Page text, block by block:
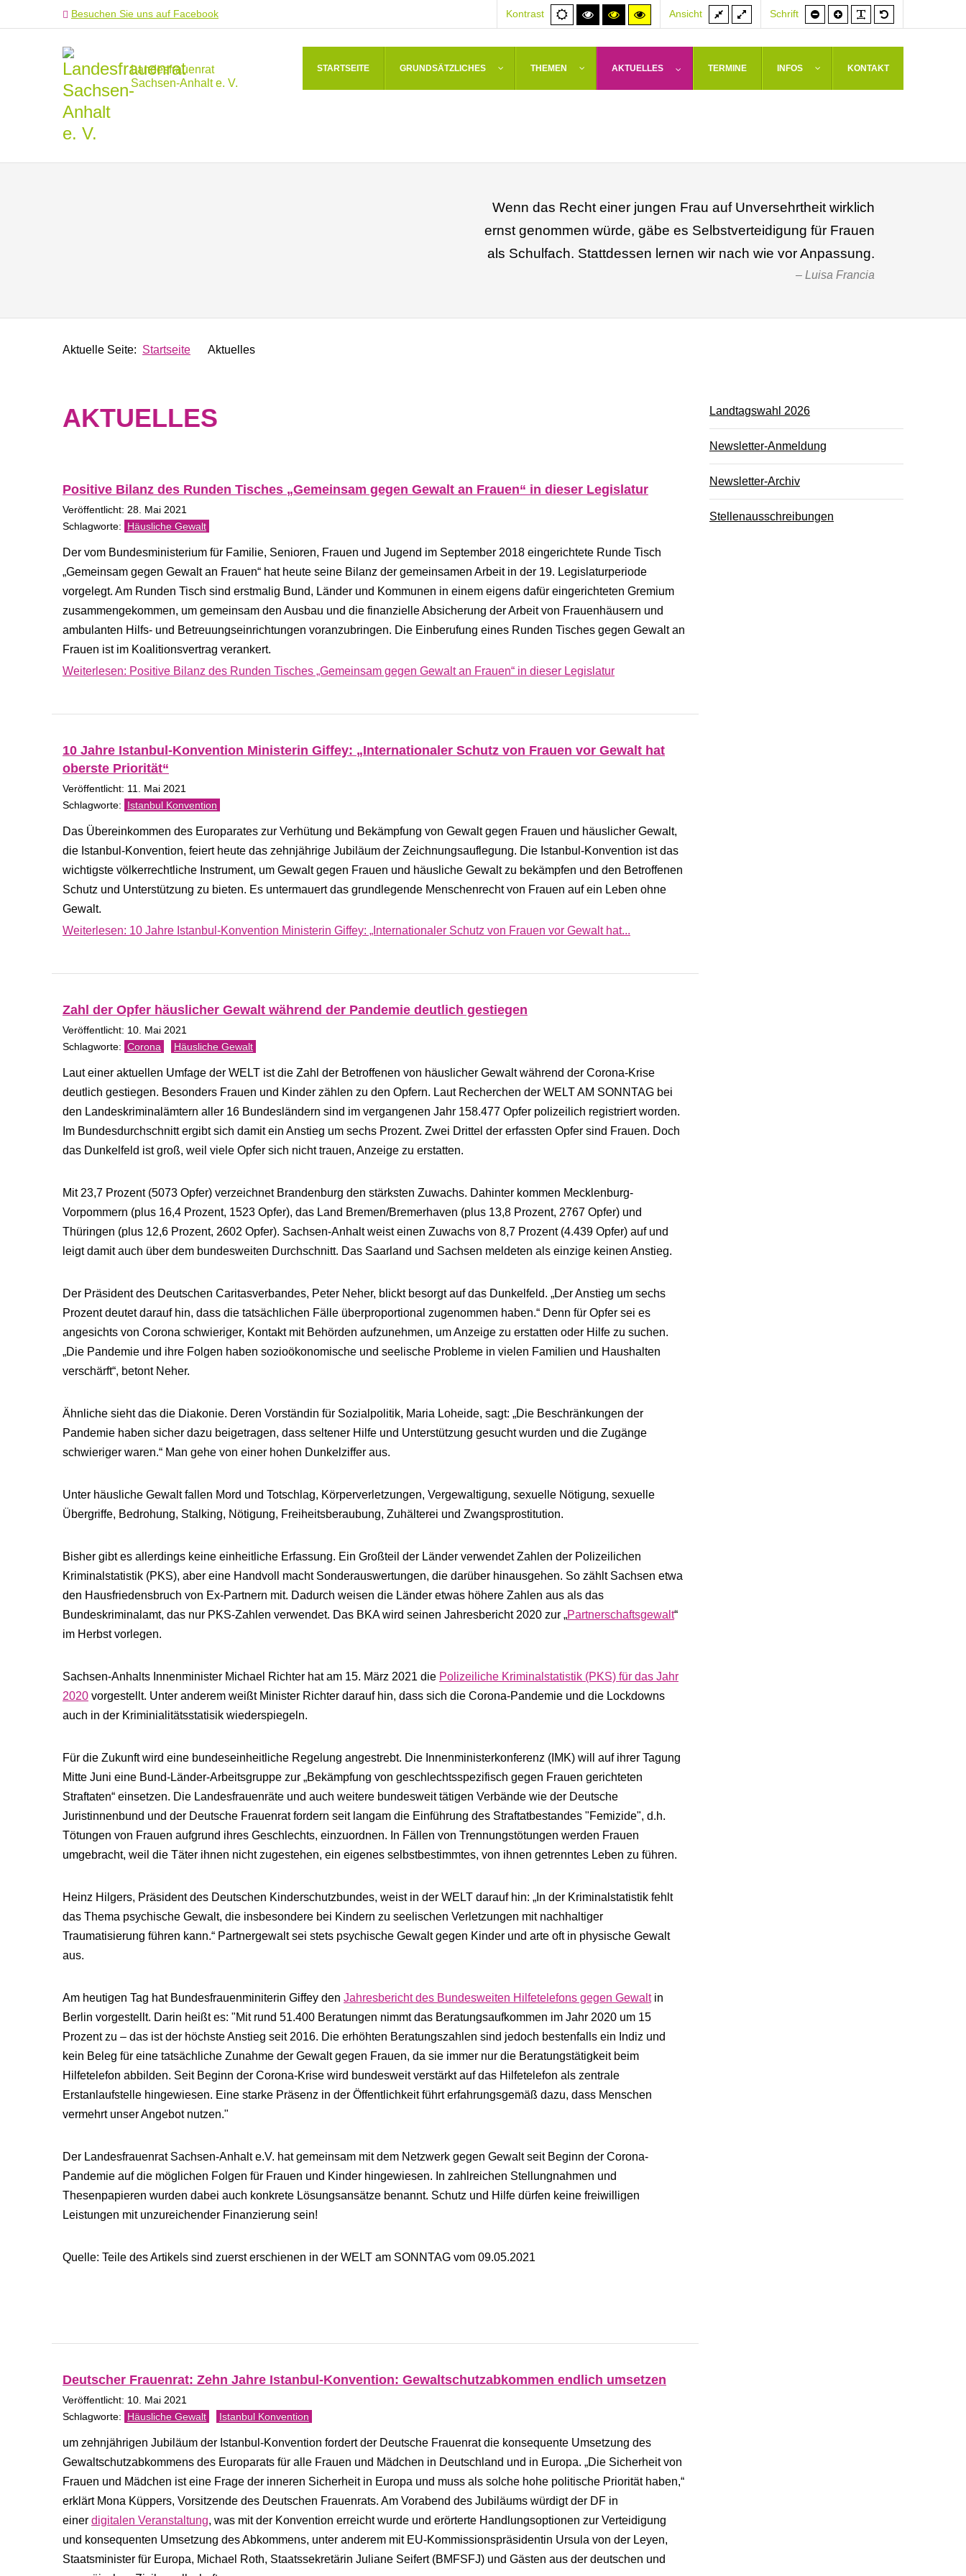
Besuchen Sie uns auf Facebook Kontrast
Normale
Ansicht
Hoher
Kontrast
Hoher
Kontrast
Hoher
Kontrast
Ansicht
Feste
Breite
Volle
Breite
Schrift
Schrift
kleiner
Schrift
größer
Landesfrauenrat
Sachsen-Anhalt e. V.
STARTSEITE GRUNDSÄTZLICHES THEMEN AKTUELLES TERMINE INFOS KONTAKT
Wenn das Recht einer jungen Frau auf Unversehrtheit wirklich
ernst genommen würde, gäbe es Selbstverteidigung für Frauen
als Schulfach. Stattdessen lernen wir nach wie vor Anpassung.
Luisa Francia
Aktuelle Seite: Startseite Aktuelles
AKTUELLES
Positive Bilanz des Runden Tisches „Gemeinsam gegen Gewalt an Frauen“ in dieser Legislatur
Veröffentlicht: 28. Mai 2021
Häusliche Gewalt
Der vom Bundesministerium für Familie, Senioren, Frauen und Jugend im September 2018 eingerichtete Runde Tisch
„Gemeinsam gegen Gewalt an Frauen“ hat heute seine Bilanz der gemeinsamen Arbeit in der 19. Legislaturperiode
vorgelegt. Am Runden Tisch sind erstmalig Bund, Länder und Kommunen in einem eigens dafür eingerichteten Gremium
zusammengekommen, um gemeinsam den Ausbau und die finanzielle Absicherung der Arbeit von Frauenhäusern und
ambulanten Hilfs- und Betreuungseinrichtungen voranzubringen. Die Einberufung eines Runden Tisches gegen Gewalt an
Frauen ist im Koalitionsvertrag verankert.
Weiterlesen: Positive Bilanz des Runden Tisches „Gemeinsam gegen Gewalt an Frauen“ in dieser Legislatur
10 Jahre Istanbul-Konvention Ministerin Giffey: „Internationaler Schutz von Frauen vor Gewalt hat
oberste Priorität“
Veröffentlicht: 11. Mai 2021
Istanbul Konvention
Das Übereinkommen des Europarates zur Verhütung und Bekämpfung von Gewalt gegen Frauen und häuslicher Gewalt,
die Istanbul-Konvention, feiert heute das zehnjährige Jubiläum der Zeichnungsauflegung. Die Istanbul-Konvention ist das
wichtigste völkerrechtliche Instrument, um Gewalt gegen Frauen und häusliche Gewalt zu bekämpfen und den Betroffenen
Schutz und Unterstützung zu bieten. Es untermauert das grundlegende Menschenrecht von Frauen auf ein Leben ohne
Gewalt.
Weiterlesen: 10 Jahre Istanbul-Konvention Ministerin Giffey: „Internationaler Schutz von Frauen vor Gewalt hat...
Zahl der Opfer häuslicher Gewalt während der Pandemie deutlich gestiegen
Veröffentlicht: 10. Mai 2021
Corona Häusliche Gewalt
Laut einer aktuellen Umfage der WELT ist die Zahl der Betroffenen von häuslicher Gewalt während der Corona-Krise
deutlich gestiegen. Besonders Frauen und Kinder zählen zu den Opfern. Laut Recherchen der WELT AM SONNTAG bei
den Landeskriminalämtern aller 16 Bundesländern sind im vergangenen Jahr 158.477 Opfer polizeilich registriert worden.
Im Bundesdurchschnitt ergibt sich damit ein Anstieg um sechs Prozent. Zwei Drittel der erfassten Opfer sind Frauen. Doch
das Dunkelfeld ist groß, weil viele Opfer sich nicht trauen, Anzeige zu erstatten.
Mit 23,7 Prozent (5073 Opfer) verzeichnet Brandenburg den stärksten Zuwachs. Dahinter kommen Mecklenburg-
Vorpommern (plus 16,4 Prozent, 1523 Opfer), das Land Bremen/Bremerhaven (plus 13,8 Prozent, 2767 Opfer) und
Thüringen (plus 12,6 Prozent, 2602 Opfer). Sachsen-Anhalt weist einen Zuwachs von 8,7 Prozent (4.439 Opfer) auf und
leigt damit auch über dem bundesweiten Durchschnitt. Das Saarland und Sachsen meldeten als einzige keinen Anstieg.
Der Präsident des Deutschen Caritasverbandes, Peter Neher, blickt besorgt auf das Dunkelfeld. „Der Anstieg um sechs
Prozent deutet darauf hin, dass die tatsächlichen Fälle überproportional zugenommen haben.“ Denn für Opfer sei es
angesichts von Corona schwieriger, Kontakt mit Behörden aufzunehmen, um Anzeige zu erstatten oder Hilfe zu suchen.
„Die Pandemie und ihre Folgen haben sozioökonomische und seelische Probleme in vielen Familien und Haushalten
verschärft“, betont Neher.
Ähnliche sieht das die Diakonie. Deren Vorständin für Sozialpolitik, Maria Loheide, sagt: „Die Beschränkungen der
Pandemie haben sicher dazu beigetragen, dass seltener Hilfe und Unterstützung gesucht wurden und die Zugänge
schwieriger waren.“ Man gehe von einer hohen Dunkelziffer aus.
Unter häusliche Gewalt fallen Mord und Totschlag, Körperverletzungen, Vergewaltigung, sexuelle Nötigung, sexuelle
Übergriffe, Bedrohung, Stalking, Nötigung, Freiheitsberaubung, Zuhälterei und Zwangsprostitution.
Bisher gibt es allerdings keine einheitliche Erfassung. Ein Großteil der Länder verwendet Zahlen der Polizeilichen
Kriminalstatistik (PKS), aber eine Handvoll macht Sonderauswertungen, die darüber hinausgehen. So zählt Sachsen etwa
den Hausfriedensbruch von Ex-Partnern mit. Dadurch weisen die Länder etwas höhere Zahlen aus als das
Bundeskriminalamt, das nur PKS-Zahlen verwendet. Das BKA wird seinen Jahresbericht 2020 zur „Partnerschaftsgewalt“
im Herbst vorlegen.
Sachsen-​Anhalts Innenminister Michael Richter hat am 15. März 2021 die Polizeiliche Kriminalstatistik (PKS) für das Jahr
2020 vorgestellt. Unter anderem weißt Minister Richter darauf hin, dass sich die Corona-Pandemie und die Lockdowns
auch in der Kriminialitätsstatisik wiederspiegeln.
Für die Zukunft wird eine bundeseinheitliche Regelung angestrebt. Die Innenministerkonferenz (IMK) will auf ihrer Tagung
Mitte Juni eine Bund-Länder-Arbeitsgruppe zur „Bekämpfung von geschlechtsspezifisch gegen Frauen gerichteten
Straftaten“ einsetzen. Die Landesfrauenräte und auch weitere bundesweit tätigen Verbände wie der Deutsche
Juristinnenbund und der Deutsche Frauenrat fordern seit langam die Einführung des Straftatbestandes "Femizide", d.h.
Tötungen von Frauen aufgrund ihres Geschlechts, einzuordnen. In Fällen von Trennungstötungen werden Frauen
umgebracht, weil die Täter ihnen nicht zugestehen, ein eigenes selbstbestimmtes, von ihnen getrenntes Leben zu führen.
Heinz Hilgers, Präsident des Deutschen Kinderschutzbundes, weist in der WELT darauf hin: „In der Kriminalstatistik fehlt
das Thema psychische Gewalt, die insbesondere bei Kindern zu seelischen Verletzungen mit nachhaltiger
Traumatisierung führen kann.“ Partnergewalt sei stets psychische Gewalt gegen Kinder und arte oft in physische Gewalt
aus.
Am heutigen Tag hat Bundesfrauenminiterin Giffey den Jahresbericht des Bundesweiten Hilfetelefons gegen Gewaltin
Berlin vorgestellt. Darin heißt es: "Mit rund 51.400 Beratungen nimmt das Beratungsaufkommen im Jahr 2020 um 15
Prozent zu – das ist der höchste Anstieg seit 2016. Die erhöhten Beratungszahlen sind jedoch bestenfalls ein Indiz und
kein Beleg für eine tatsächliche Zunahme der Gewalt gegen Frauen, da sie immer nur die Beratungstätigkeit beim
Hilfetelefon abbilden. Seit Beginn der Corona-Krise wird bundesweit verstärkt auf das Hilfetelefon als zentrale
Erstanlaufstelle hingewiesen. Eine starke Präsenz in der Öffentlichkeit führt erfahrungsgemäß dazu, dass Menschen
vermehrt unser Angebot nutzen."
Der Landesfrauenrat Sachsen-Anhalt e.V. hat gemeinsam mit dem Netzwerk gegen Gewalt seit Beginn der Corona-
Pandemie auf die möglichen Folgen für Frauen und Kinder hingewiesen. In zahlreichen Stellungnahmen und
Thesenpapieren wurden dabei auch konkrete Lösungsansätze benannt. Schutz und Hilfe dürfen keine freiwilligen
Leistungen mit unzureichender Finanzierung sein!
Quelle: Teile des Artikels sind zuerst erschienen in der WELT am SONNTAG vom 09.05.2021
Deutscher Frauenrat: Zehn Jahre Istanbul-Konvention: Gewaltschutzabkommen endlich umsetzen
Veröffentlicht: 10. Mai 2021
Häusliche Gewalt Istanbul Konvention
um zehnjährigen Jubiläum der Istanbul-Konvention fordert der Deutsche Frauenrat die konsequente Umsetzung des
Gewaltschutzabkommens des Europarats für alle Frauen und Mädchen in Deutschland und in Europa. „Die Sicherheit von
Frauen und Mädchen ist eine Frage der inneren Sicherheit in Europa und muss als solche hohe politische Priorität haben,“
erklärt Mona Küppers, Vorsitzende des Deutschen Frauenrats. Am Vorabend des Jubiläums würdigt der DF in
einer digitalen Veranstaltung, was mit der Konvention erreicht wurde und erörterte Handlungsoptionen zur Verteidigung
und konsequenten Umsetzung des Abkommens, unter anderem mit EU-Kommissionspräsidentin Ursula von der Leyen,
Staatsminister für Europa, Michael Roth, Staatssekretärin Juliane Seifert (BMFSFJ) und Gästen aus der deutschen und
Landtagswahl 2026
Newsletter-Anmeldung
Newsletter-Archiv
Stellenausschreibungen